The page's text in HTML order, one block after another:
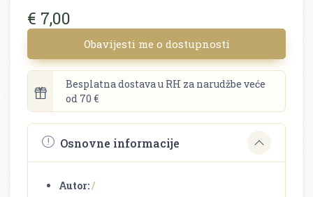
€ 7,00
Obavijesti me o dostupnosti
Besplatna dostava u RH za narudžbe veće
od 70 €
Osnovne informacije
Autor:/